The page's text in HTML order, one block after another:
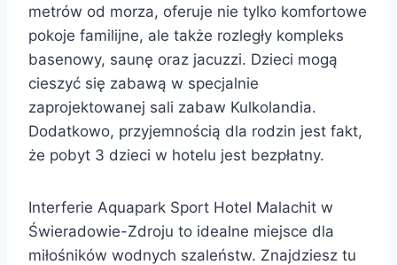
metrów od morza, oferuje nie tylko komfortowe
pokoje familijne, ale także rozległy kompleks
basenowy, saunę oraz jacuzzi. Dzieci mogą
cieszyć się zabawą w specjalnie
zaprojektowanej sali zabaw Kulkolandia.
Dodatkowo, przyjemnością dla rodzin jest fakt,
że pobyt 3 dzieci w hotelu jest bezpłatny.
Interferie Aquapark Sport Hotel Malachit w
Świeradowie-Zdroju to idealne miejsce dla
miłośników wodnych szaleństw. Znajdziesz tu